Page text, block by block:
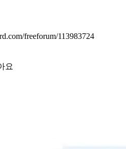
freeforum/113983724
요